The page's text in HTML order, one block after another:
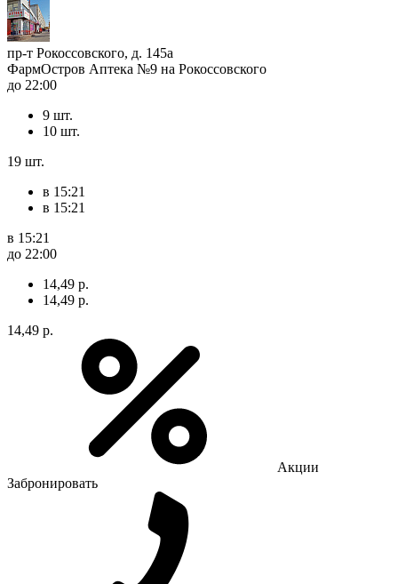
пр-т Рокоссовского, д. 145а
ФармОстров Аптека №9 на Рокоссовского
до 22:00
9 шт.
10 шт.
19 шт.
в 15:21
в 15:21
в 15:21
до 22:00
14,49 р.
14,49 р.
14,49 р.
Акции
Забронировать